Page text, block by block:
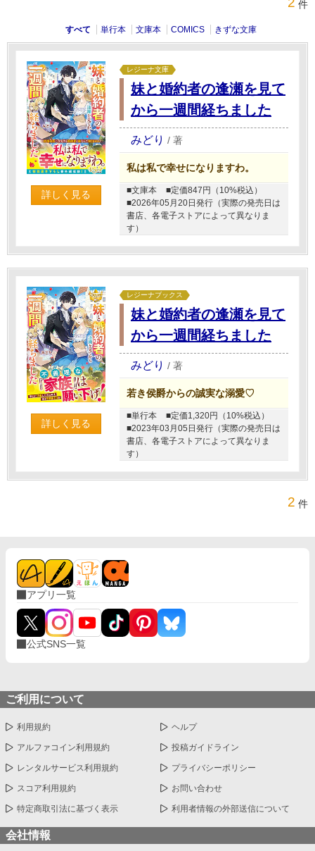
件
すべて 単行本 文庫本 COMICS きずな文庫
詳しく見る
レジーナ文庫
妹と婚約者の逢瀬を見て
から一週間経ちました
みどり / 著
私は私で幸せになりますわ。
■文庫本
■定価847円（10%税込）
■2026年05月20日発行（実際の発売日は
書店、各電子ストアによって異なりま
す）
詳しく見る
レジーナブックス
妹と婚約者の逢瀬を見て
から一週間経ちました
みどり / 著
若き侯爵からの誠実な溺愛♡
■単行本
■定価1,320円（10%税込）
■2023年03月05日発行（実際の発売日は
書店、各電子ストアによって異なりま
す）
2 件
アプリ一覧
公式SNS一覧
ご利用について
利用規約 ヘルプ
アルファコイン利用規約 投稿ガイドライン
レンタルサービス利用規約 プライバシーポリシー
スコア利用規約 お問い合わせ
特定商取引法に基づく表示 利用者情報の外部送信について
会社情報